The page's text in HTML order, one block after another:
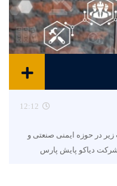
12:12
حوزه ایمنی صنعتی و
دیاکو پایش پارس